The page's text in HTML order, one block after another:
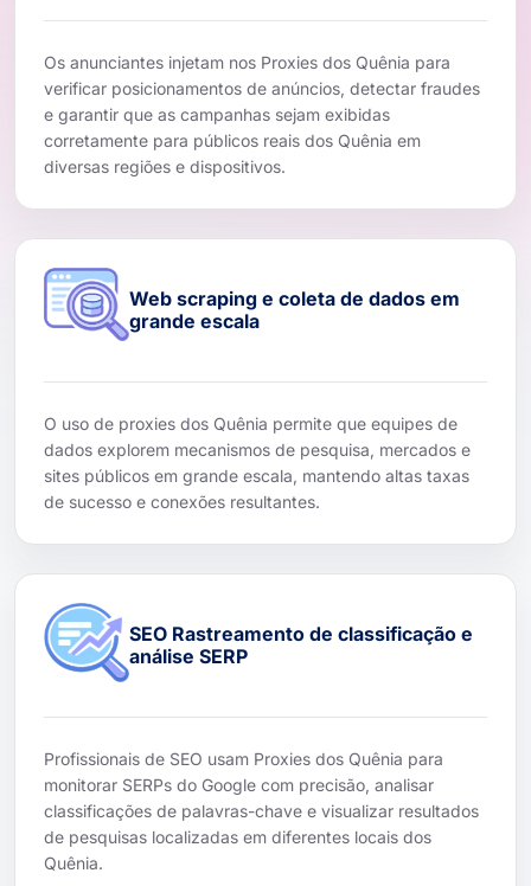
Os anunciantes injetam nos Proxies dos Quênia para
verificar posicionamentos de anúncios, detectar fraudes
e garantir que as campanhas sejam exibidas
corretamente para públicos reais dos Quênia em
diversas regiões e dispositivos.
Web scraping e coleta de dados em
grande escala
O uso de proxies dos Quênia permite que equipes de
dados explorem mecanismos de pesquisa, mercados e
sites públicos em grande escala, mantendo altas taxas
de sucesso e conexões resultantes.
SEO Rastreamento de classificação e
análise SERP
Profissionais de SEO usam Proxies dos Quênia para
monitorar SERPs do Google com precisão, analisar
classificações de palavras-chave e visualizar resultados
de pesquisas localizadas em diferentes locais dos
Quênia.